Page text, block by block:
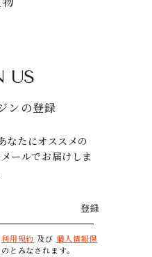
US
ンの登録
たにオススメの
ールでお届けしま
登録
利用規約 及び 個人情報保
とみなされます。